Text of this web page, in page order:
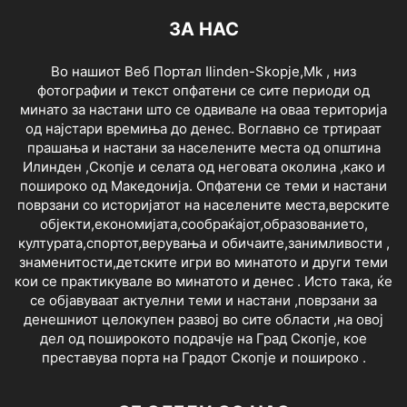
ЗА НАС
Во нашиот Веб Портал Ilinden-Skopje,Mk , низ
фотографии и текст опфатени се сите периоди од
минато за настани што се одвивале на оваа територија
од најстари времиња до денес. Воглавно се тртираат
прашања и настани за населените места од општина
Илинден ,Скопје и селата од неговата околина ,како и
пошироко од Македонија. Опфатени се теми и настани
поврзани со историјатот на населените места,верските
објекти,економијата,сообраќајот,образованието,
културата,спортот,верувања и обичаите,занимливости ,
знаменитости,детските игри во минатото и други теми
кои се практикувале во минатото и денес . Исто така, ќе
се објавуваат актуелни теми и настани ,поврзани за
денешниот целокупен развој во сите области ,на овој
дел од поширокото подрачје на Град Скопје, кое
преставува порта на Градот Скопје и пошироко .